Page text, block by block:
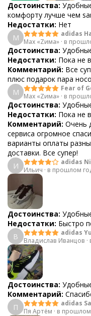
Достоинства:
комфорту лучше чем
Недостатки: Нет
M
adidas
Max «Zима» · в
Достоинства:
Недостатки: Пока не
Комментарий: Все
плюс подарок пара
M
Fear of
Max «Zима» · в
Достоинства:
Недостатки: Пока не
Комментарий: Очень
сервиса огромное
варианты оплаты
доставки. Все супер!
И
adidas
Ильич · в прошлом
Достоинства:
Недостатки: Быстро
В
adidas
Владислав Иванцов ·
Достоинства:
Комментарий:
П
adidas
Пя Артём · в